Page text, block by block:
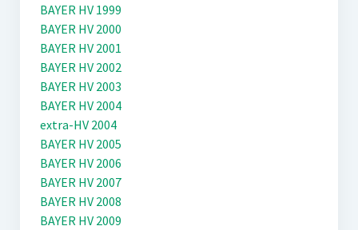
BAYER HV 1999
BAYER HV 2000
BAYER HV 2001
BAYER HV 2002
BAYER HV 2003
BAYER HV 2004
extra-HV 2004
BAYER HV 2005
BAYER HV 2006
BAYER HV 2007
BAYER HV 2008
BAYER HV 2009